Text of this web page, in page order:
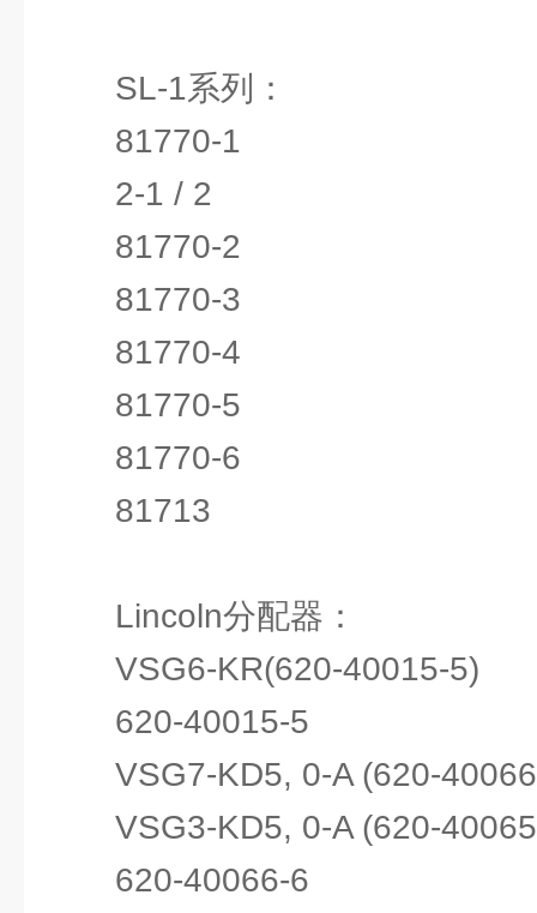
SL-1系列：
81770-1
2-1 / 2
81770-2
81770-3
81770-4
81770-5
81770-6
81713
Lincoln分配器：
VSG6-KR(620-40015-5)
620-40015-5
VSG7-KD5, 0-A (620-
VSG3-KD5, 0-A (620-
620-40066-6